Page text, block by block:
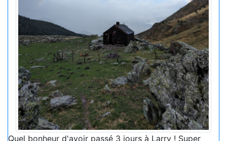
Quel bonheur d'avoir passé 3 jours à Larry ! Super